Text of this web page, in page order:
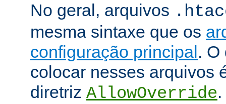
No geral, arquivos
mesma sintaxe que os
configuração principal. O
colocar nesses arquivos
diretriz AllowOverride